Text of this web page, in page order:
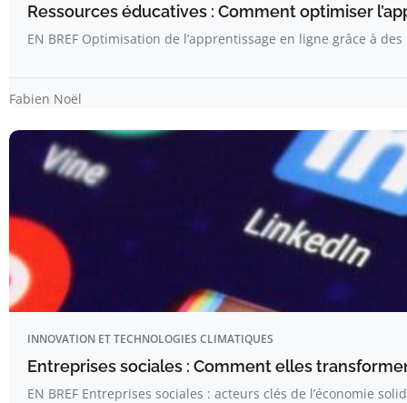
Ressources éducatives : Comment optimiser
EN BREF Optimisation de l’apprentissage en ligne grâce à
Fabien Noël
INNOVATION ET TECHNOLOGIES CLIMATIQUES
Entreprises sociales : Comment elles
EN BREF Entreprises sociales : acteurs clés de l’économie